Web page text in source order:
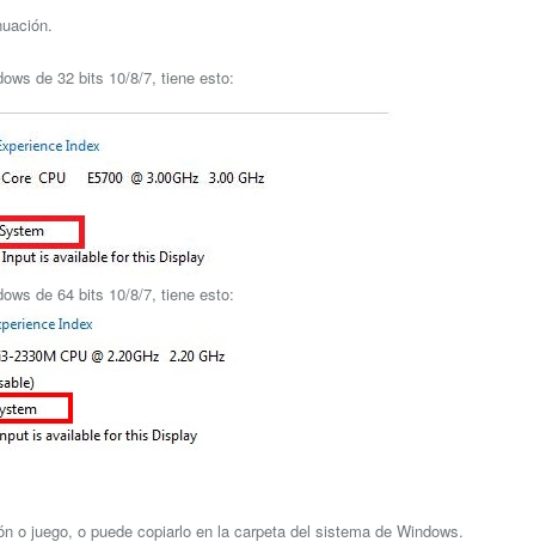
de 32 bits 10/8/7, tiene esto:
de 64 bits 10/8/7, tiene esto:
o juego, o puede copiarlo en la carpeta del sistema de Windows.